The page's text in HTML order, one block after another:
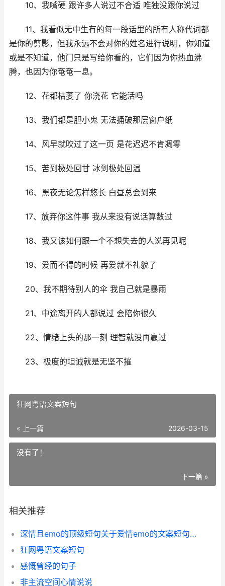
10、我嘴硬 跟许多人说过不合适 唯独没跟你说过
11、我看似无中生有的每一段话里的所有人称代词都
是你的剪影，但我永远不会对你的姓名进行说明，你知道
或是不知道，他门只是写给你看的，它们因为你热血沸
腾，也因为你奄奄一息。
12、花都枯萎了 你浇花 它能活吗
13、我们都是胆小鬼 无法捅破那层窗户纸
14、风早就吹过了这一页 是花迟迟不肯凋零
15、苦到极处回甘 冰到极处回温
16、黑夜无论怎样悠长 白昼总会到来
17、放弃你这件事 我从来没有说话算数过
18、我又该如何跟一个不想失去的人说再见呢
19、爱而不得的时候 再爱就不礼貌了
20、我不期待别人的伞 我自己就是暴雨
21、中途离开的人都说过 会陪你很久
22、情绪上头的那一刻 理智就没再赢过
23、极度的坦诚就是无坚不摧
​狂网粤语文案短句
« 上一篇 2026-03-15
没有了！
下一篇 »
相关推荐
​深情且emo的顶级短句关于爱情emo的文案短句顶级配自拍
​狂网粤语文案短句
​感慨曾经的句子
​非主流空间心情说说